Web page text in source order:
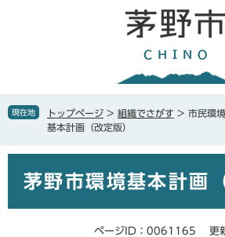
で
ば
本
現在地 トップページ > 組織でさがす > 市民環
基本計画（改定版）
茅野市環境基本計画
ページID：0061165 更